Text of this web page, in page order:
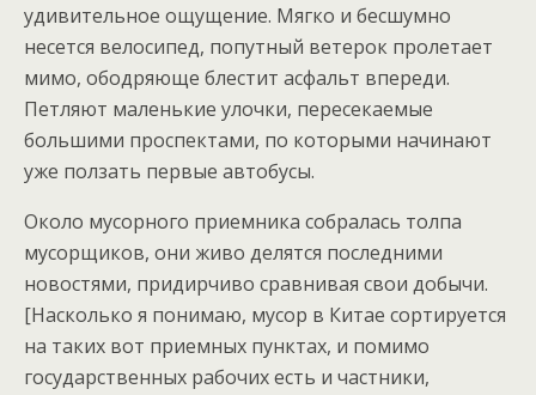
удивительное ощущение. Мягко и бесшумно
несется велосипед, попутный ветерок пролетает
мимо, ободряюще блестит асфальт впереди.
Петляют маленькие улочки, пересекаемые
большими проспектами, по которыми начинают
уже ползать первые автобусы.
Около мусорного приемника собралась толпа
мусорщиков, они живо делятся последними
новостями, придирчиво сравнивая свои добычи.
[Насколько я понимаю, мусор в Китае сортируется
на таких вот приемных пунктах, и помимо
государственных рабочих есть и частники,